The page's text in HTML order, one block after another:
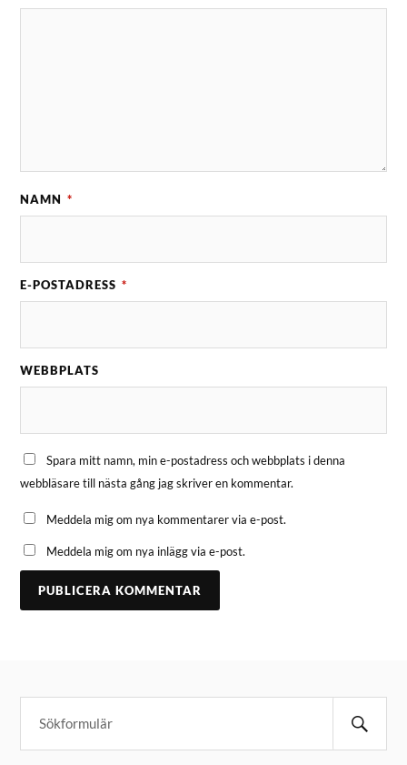
NAMN *
E-POSTADRESS *
WEBBPLATS
Spara mitt namn, min e-postadress och webbplats i denna
webbläsare till nästa gång jag skriver en kommentar.
Meddela mig om nya kommentarer via e-post.
Meddela mig om nya inlägg via e-post.